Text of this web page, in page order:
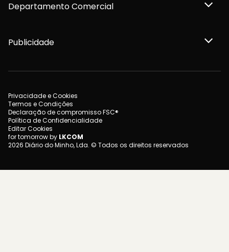
Departamento Comercial
Publicidade
Privacidade e Cookies
Termos e Condições
Declaração de compromisso FSC®
Política de Confidencialidade
Editar Cookies
for tomorrow by LKCOM
2026 Diário do Minho, Lda. © Todos os direitos reservados